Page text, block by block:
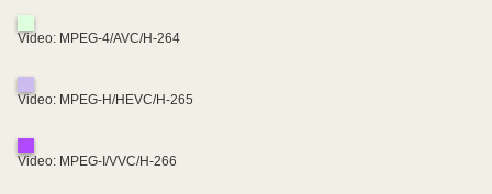
Video: MPEG-4/AVC/H-264
Video: MPEG-H/HEVC/H-265
Video: MPEG-I/VVC/H-266